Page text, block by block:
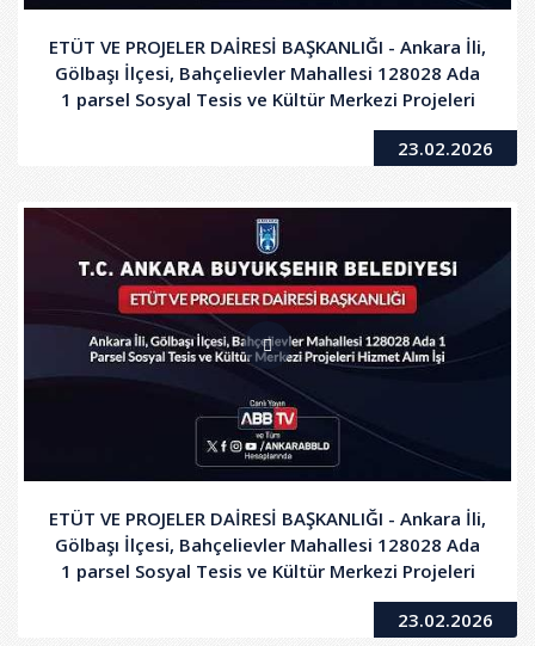
ETÜT VE PROJELER DAİRESİ BAŞKANLIĞI - Ankara İli,
Gölbaşı İlçesi, Bahçelievler Mahallesi 128028 Ada
1 parsel Sosyal Tesis ve Kültür Merkezi Projeleri
23.02.2026
ETÜT VE PROJELER DAİRESİ BAŞKANLIĞI - Ankara İli,
Gölbaşı İlçesi, Bahçelievler Mahallesi 128028 Ada
1 parsel Sosyal Tesis ve Kültür Merkezi Projeleri
23.02.2026